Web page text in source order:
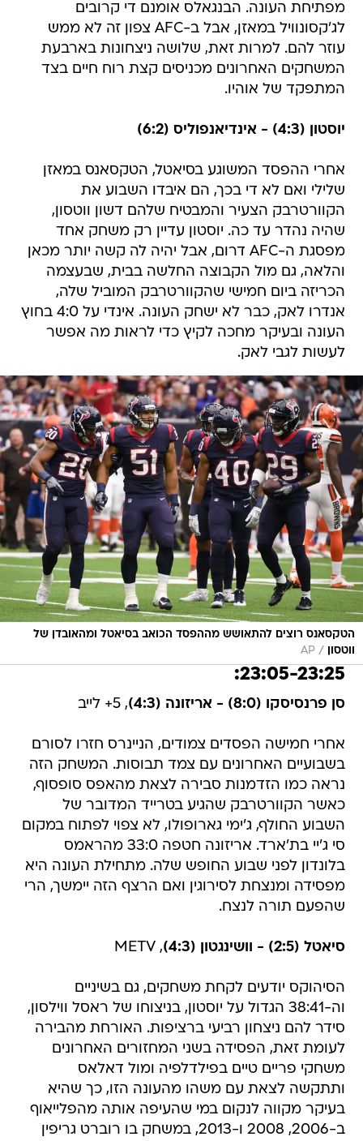
מפתיחת העונה. הבנגאלס אומנם די קרובים
לג'קסונוויל במאזן, אבל ב-AFC צפון זה לא ממש
עוזר להם. למרות זאת, שלושה ניצחונות בארבעת
המשחקים האחרונים מכניסים קצת רוח חיים בצד
המתפקד של אוהיו.
יוסטון (4:3) - אינדיאנפוליס (6:2)
אחרי ההפסד המשוגע בסיאטל, הטקסאנס במאזן
שלילי ואם לא די בכך, הם איבדו השבוע את
הקוורטרבק הצעיר והמבטיח שלהם דשון ווטסון,
שהיה נהדר עד כה. יוסטון עדיין רק משחק אחד
מפסגת ה-AFC דרום, אבל יהיה לה קשה יותר מכאן
והלאה, גם מול הקבוצה החלשה בבית, שבעצמה
הכריזה ביום חמישי שהקוורטרבק המוביל שלה,
אנדרו לאק, כבר לא ישחק העונה. אינדי על 4:0 בחוץ
העונה ובעיקר מחכה לקיץ כדי לראות מה אפשר
לעשות לגבי לאק.
הטקסאנס רוצים להתאושש מההפסד הכואב בסיאטל ומהאובדן של
ווטסון
/
AP
23:05-23:25:
סן פרנסיסקו (8:0) - אריזונה (4:3) , 5+ לייב
אחרי חמישה הפסדים צמודים, הניינרס חזרו לסורם
בשבועיים האחרונים עם צמד תבוסות. המשחק הזה
נראה כמו הזדמנות סבירה לצאת מהאפס סופסוף,
כאשר הקוורטרבק שהגיע בטרייד המדובר של
השבוע החולף, ג'ימי גארופולו, לא צפוי לפתוח במקום
סי ג'יי בת'ארד. אריזונה חטפה 33:0 מהראמס
בלונדון לפני שבוע החופש שלה. מתחילת העונה היא
מפסידה ומנצחת לסירוגין ואם הרצף הזה יימשך, הרי
שהפעם תורה לנצח.
סיאטל (2:5) - וושינגטון (4:3) , METV
הסיהוקס יודעים לקחת משחקים, גם בשיניים
וה-38:41 הגדול על יוסטון, בניצוחו של ראסל ווילסון,
סידר להם ניצחון רביעי ברציפות. האורחת מהבירה
לעומת זאת, הפסידה בשני המחזורים האחרונים
משחקי פריים טיים בפילדלפיה ומול דאלאס
ותתקשה לצאת עם משהו מהעונה הזו, כך שהיא
בעיקר מקווה לנקום במי שהעיפה אותה מהפלייאוף
ב-2006, 2008 ו-2013, במשחק בו רוברט גריפין